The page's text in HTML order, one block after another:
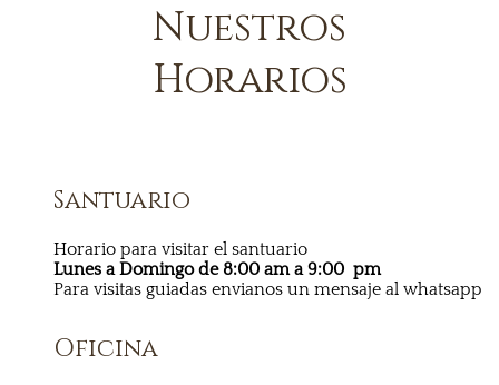
Santuario
Horario para visitar el santuario
Lunes a Domingo de 8:00 am a 9:00 pm
Para visitas guiadas envianos un mensaje al whatsapp
Oficina
Nuestros
Horarios